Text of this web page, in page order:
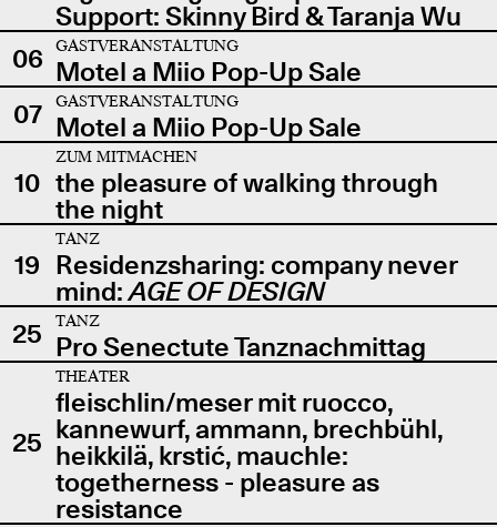
Support: Skinny Bird & Taranja Wu
06
GASTVERANSTALTUNG
Motel a Miio Pop-Up Sale
07
GASTVERANSTALTUNG
Motel a Miio Pop-Up Sale
10
ZUM MITMACHEN
the pleasure of walking through
the night
19
TANZ
Residenzsharing: company never
mind:AGE OF DESIGN
25
TANZ
Pro Senectute Tanznachmittag
25
THEATER
fleischlin/meser mit ruocco,
kannewurf, ammann, brechbühl,
heikkilä, krstić, mauchle:
togetherness - pleasure as
resistance